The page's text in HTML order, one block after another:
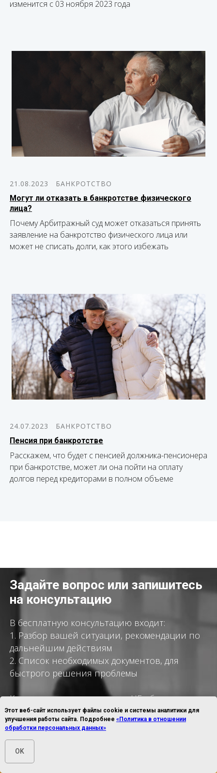
изменится с 03 ноября 2023 года
21.08.2023
БАНКРОТСТВО
Могут ли отказать в банкротстве физического
лица?
Почему Арбитражный суд может отказаться принять
заявление на банкротство физического лица или
может не списать долги, как этого избежать
24.07.2023
БАНКРОТСТВО
Пенсия при банкротстве
Расскажем, что будет с пенсией должника-пенсионера
при банкротстве, может ли она пойти на оплату
долгов перед кредиторами в полном объеме
Задайте вопрос или запишитесь
на консультацию
В бесплатную консультацию входит:
1. Разбор вашей ситуации, рекомендации по
дальнейшим действиям
2. Список необходимых документов, для
быстрого решения проблемы
Консультация ни к чему вас НЕ обязывает
Заполните форму и нажмите на
Этот веб-сайт использует файлы cookie и системы аналитики для
улучшения работы сайта. Подробнее «Политика в отношении
обработки персональных данных»
OK